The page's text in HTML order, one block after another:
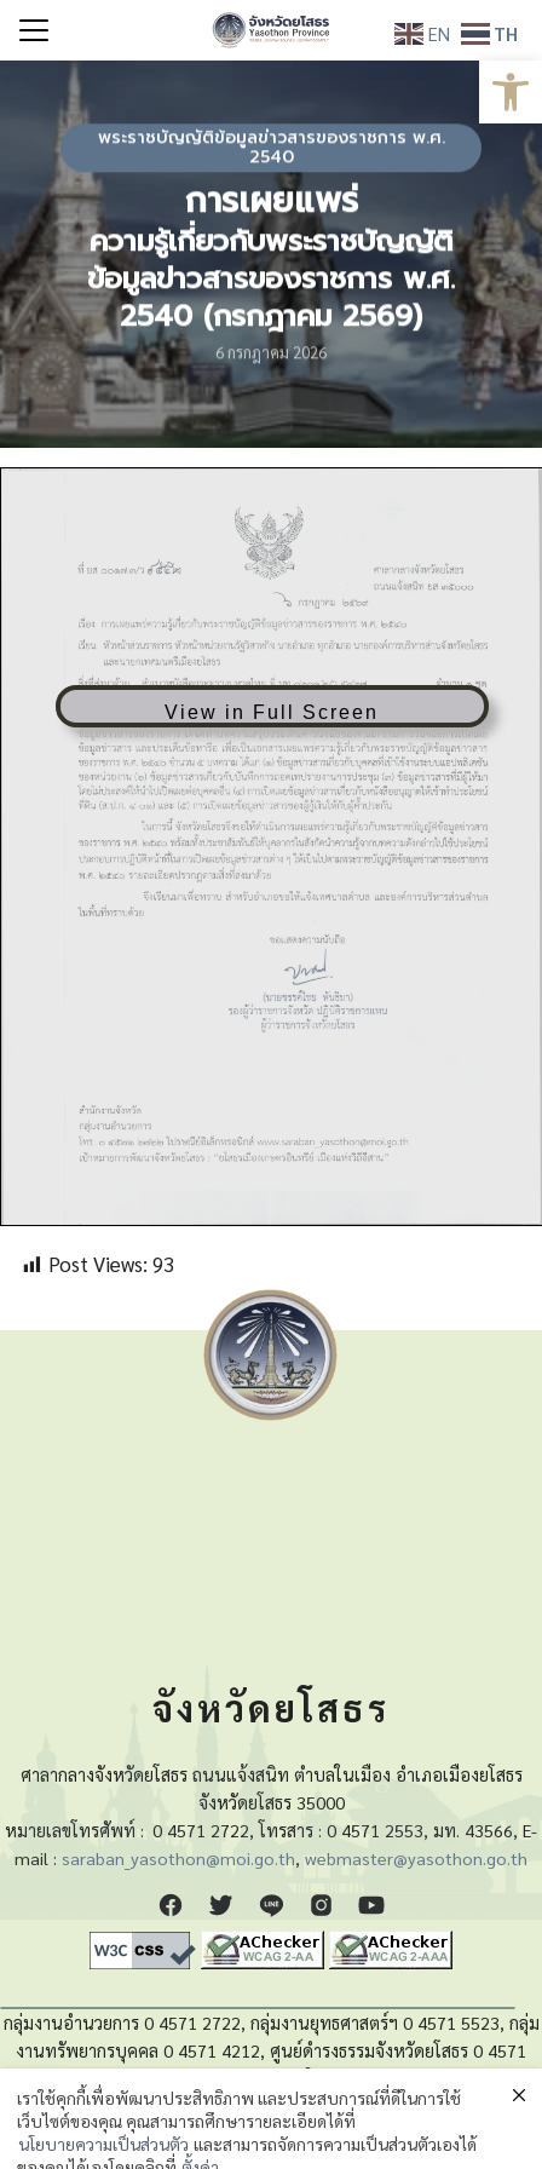
Skip
Search
พระราชบัญญัติข้อมูลข่าวสารของราชการ พ.ศ.
2540
การเผยแพร่
ความรู้เกี่ยวกับพระราชบัญญัติ
ข้อมูลข่าวสารของราชการ พ.ศ.
2540 (กรกฎาคม 2569)
6 กรกฎาคม 2026
View in Full Screen
Post Views: 93
จังหวัดยโสธร
ศาลากลางจังหวัดยโสธร ถนนแจ้งสนิท ตำบลในเมือง อำเภอเมืองยโสธร
จังหวัดยโสธร 35000
หมายเลขโทรศัพท์ : 0 4571 2722, โทรสาร : 0 4571 2553, มท. 43566, E-
mail : saraban_yasothon@moi.go.th, webmaster@yasothon.go.th
กลุ่มงานอำนวยการ 0 4571 2722, กลุ่มงานยุทธศาสตร์ฯ 0 4571 5523, กลุ่ม
งานทรัพยากรบุคคล 0 4571 4212, ศูนย์ดำรงธรรมจังหวัดยโสธร 0 4571
นโยบายความเป็นส่วนตัวของข้อมูล
EN TH
เราใช้คุกกี้เพื่อพัฒนาประสิทธิภาพ และประสบการณ์ที่ดีในการใช้
เว็บไซต์ของคุณ คุณสามารถศึกษารายละเอียดได้ที่
นโยบายความเป็นส่วนตัว และสามารถจัดการความเป็นส่วนตัวเองได้